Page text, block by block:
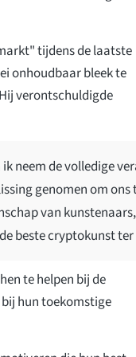
tijdens de laatste
onhoudbaar bleek te
verontschuldigde
neem de volledige
genomen om
van
beste cryptokunst ter
te helpen bij de
hun toekomstige